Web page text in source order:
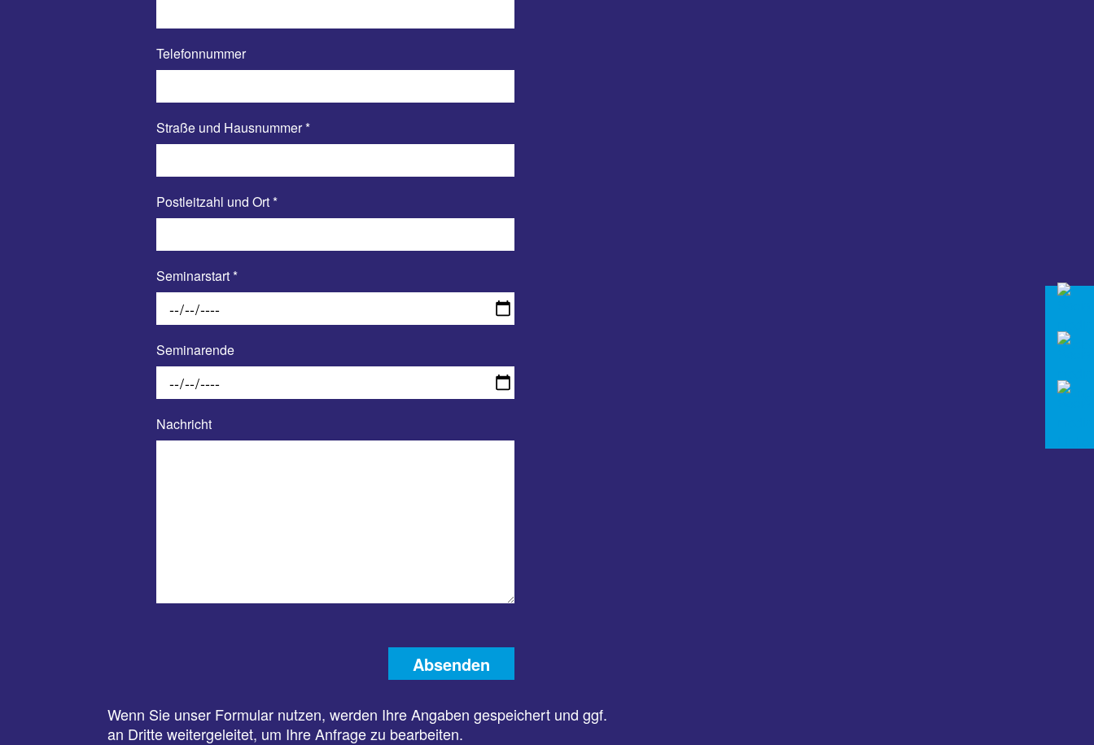
Telefonnummer
Straße und Hausnummer*
Postleitzahl und Ort*
Seminarstart*
Seminarende
Nachricht
Absenden
Wenn Sie unser Formular nutzen, werden Ihre Angaben gespeichert und ggf.
an Dritte weitergeleitet, um Ihre Anfrage zu bearbeiten.